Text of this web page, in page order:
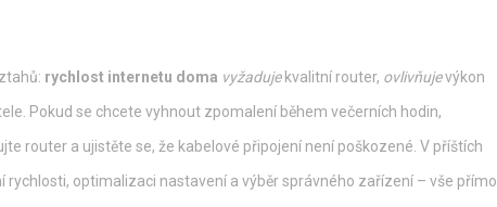
rychlost internetu doma vyžadujekvalitní router, ovlivňujevýkon
Pokud se chcete vyhnout zpomalení během večerních hodin,
router a ujistěte se, že kabelové připojení není poškozené. V příštích
optimalizaci nastavení a výběr správného zařízení – vše přímo